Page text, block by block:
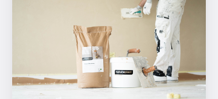
Zorg dat de ondergrond vlak,
draagkrachtig, schoon en droog is, met
een maximaal vochtgehalte van 4%. Dit
zorgt voor een optimale hechting en
afwerking.